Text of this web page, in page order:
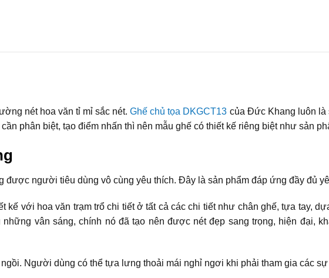
nét hoa văn tỉ mỉ sắc nét.Ghế chủ tọa DKGCT13 của Đức Khang luôn là
phân biệt, tạo điểm nhấn thì nên mẫu ghế có thiết kế riêng biệt như sản
được người tiêu dùng vô cùng yêu thích. Đây là sản phẩm đáp ứng đầy đủ
kế với hoa văn trạm trổ chi tiết ở tất cả các chi tiết như chân ghế, tựa tay,
vân sáng, chính nó đã tạo nên được nét đẹp sang trọng, hiện đại,
Người dùng có thể tựa lưng thoải mái nghỉ ngơi khi phải tham gia các sự